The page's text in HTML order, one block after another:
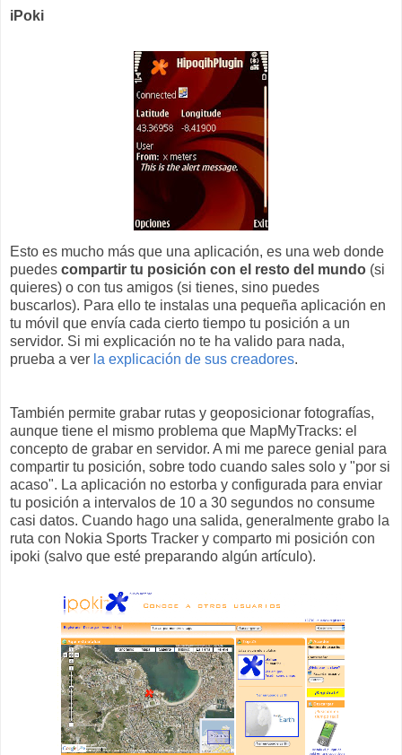
iPoki
Esto es mucho más que una aplicación, es una web donde
puedes compartir tu posición con el resto del mundo (si
quieres) o con tus amigos (si tienes, sino puedes
buscarlos). Para ello te instalas una pequeña aplicación en
tu móvil que envía cada cierto tiempo tu posición a un
servidor. Si mi explicación no te ha valido para nada,
prueba a ver la explicación de sus creadores.
También permite grabar rutas y geoposicionar fotografías,
aunque tiene el mismo problema que MapMyTracks: el
concepto de grabar en servidor. A mi me parece genial para
compartir tu posición, sobre todo cuando sales solo y "por si
acaso". La aplicación no estorba y configurada para enviar
tu posición a intervalos de 10 a 30 segundos no consume
casi datos. Cuando hago una salida, generalmente grabo la
ruta con Nokia Sports Tracker y comparto mi posición con
ipoki (salvo que esté preparando algún artículo).